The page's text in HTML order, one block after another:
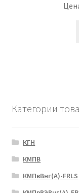
Категории
КГН
КМПВ
КМПвВнг(А)-FRLS